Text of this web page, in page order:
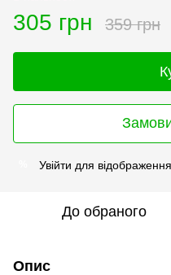
305 грн 359 грн
Увійти для
До обраного
Опис